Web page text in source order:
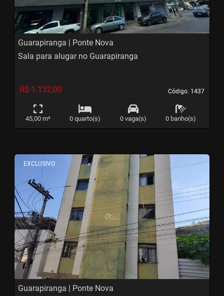
Guarapiranga | Ponte Nova
Código. 1437
Código. 1437
Sala para alugar no Guarapiranga
R$ 1.132,00
45,00 m² 0 quarto(s) 0 vaga(s) 0 banho(s)
EXCLUSIVO
< <<<
‹
Previous
›
Next
Guarapiranga | Ponte Nova